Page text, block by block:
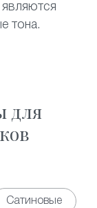
тона.
повышенной
его
для
Сатиновые